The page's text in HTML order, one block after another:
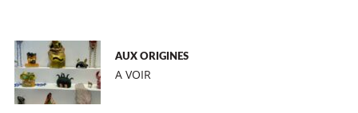
AUX ORIGINES
A VOIR